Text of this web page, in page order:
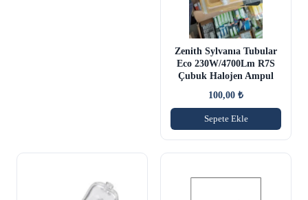
Zenith Sylvanıa Tubular
Eco 230W/4700Lm R7S
Çubuk Halojen Ampul
100,00 ₺
Sepete Ekle